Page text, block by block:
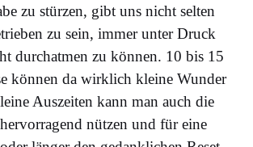
zu stürzen, gibt uns nicht selten
zu sein, immer unter Druck
durchatmen zu können. 10 bis 15
können da wirklich kleine Wunder
Auszeiten kann man auch die
nützen und für eine